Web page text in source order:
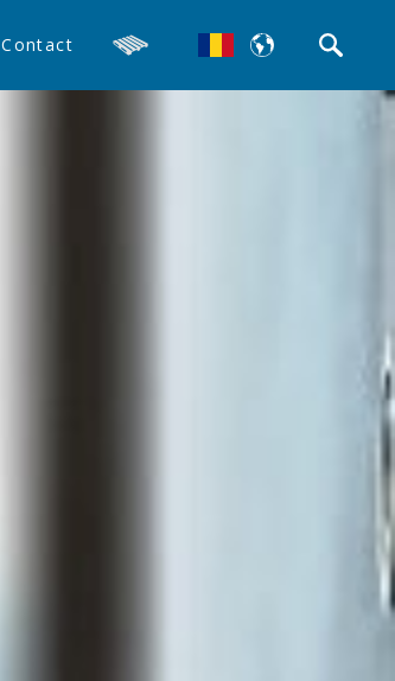
Contact